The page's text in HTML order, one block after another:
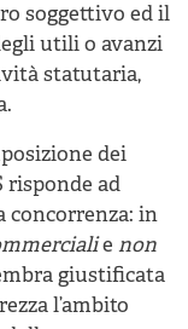
soggettivo ed il
utili o avanzi
statutaria,
dei
risponde ad
concorrenza: in
e non
giustificata
l’ambito